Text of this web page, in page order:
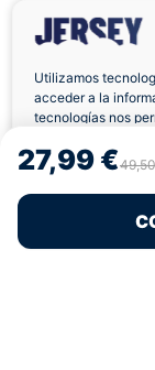
Utilizamos
acceder a la
tecnologías nos
retirar el
características y
Política de
27,99 €